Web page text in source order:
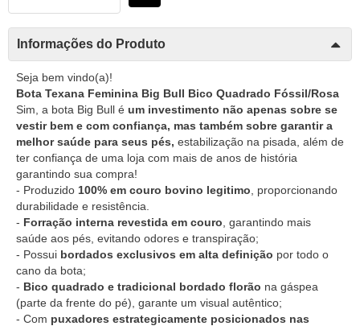
Informações do Produto
Seja bem vindo(a)!
Bota Texana Feminina Big Bull Bico Quadrado Fóssil/Rosa
Sim, a bota Big Bull é um investimento não apenas sobre se
vestir bem e com confiança, mas também sobre garantir a
melhor saúde para seus pés, estabilização na pisada, além de
ter confiança de uma loja com mais de anos de história
garantindo sua compra!
- Produzido 100% em couro bovino legitimo , proporcionando
durabilidade e resistência.
- Forração interna revestida em couro , garantindo mais
saúde aos pés, evitando odores e transpiração;
- Possui bordados exclusivos em alta definição por todo o
cano da bota;
- Bico quadrado e tradicional bordado florão na gáspea
(parte da frente do pé), garante um visual autêntico;
- Com puxadores estrategicamente posicionados nas